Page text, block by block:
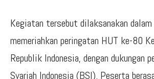
Kegiatan tersebut dilaksanakan dalam
memeriahkan peringatan HUT ke-80
Republik Indonesia, dengan dukungan
Syariah Indonesia (BSI). Peserta